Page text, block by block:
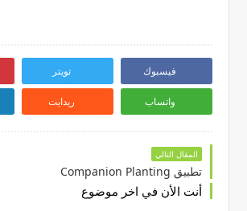
فيسبوك تويتر
واتساب ريدايت
المقال التالي
تطبيق Companion Planting
أنت الأن في اخر موضوع